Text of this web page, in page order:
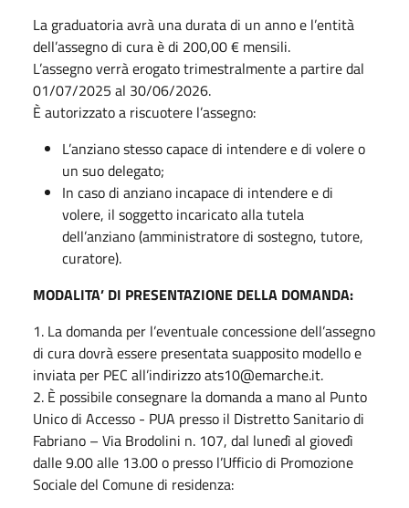
La graduatoria avrà una durata di un anno e l’entità
dell’assegno di cura è di 200,00 € mensili.
L’assegno verrà erogato trimestralmente a partire dal
01/07/2025 al 30/06/2026.
È autorizzato a riscuotere l’assegno:
L’anziano stesso capace di intendere e di volere o
un suo delegato;
In caso di anziano incapace di intendere e di
volere, il soggetto incaricato alla tutela
dell’anziano (amministratore di sostegno, tutore,
curatore).
MODALITA’ DI PRESENTAZIONE DELLA DOMANDA:
1. La domanda per l’eventuale concessione dell’assegno
di cura dovrà essere presentata suapposito modello e
inviata per PEC all’indirizzo ats10@emarche.it.
2. È possibile consegnare la domanda a mano al Punto
Unico di Accesso - PUA presso il Distretto Sanitario di
Fabriano – Via Brodolini n. 107, dal lunedì al giovedì
dalle 9.00 alle 13.00 o presso l’Ufficio di Promozione
Sociale del Comune di residenza: